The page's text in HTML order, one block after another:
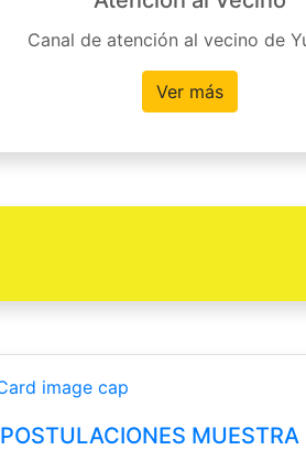
Canal de atención al vecino de
Ver más
POSTULACIONES MUESTRA